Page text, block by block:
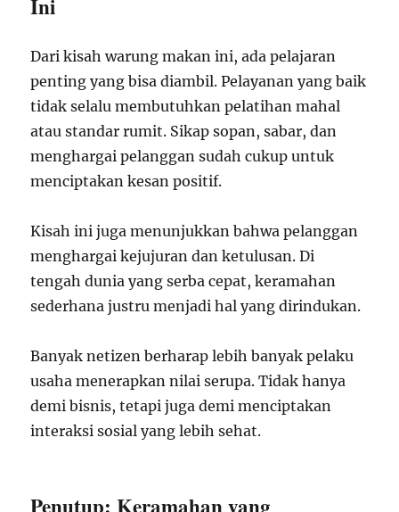
Ini
Dari kisah warung makan ini, ada pelajaran
penting yang bisa diambil. Pelayanan yang baik
tidak selalu membutuhkan pelatihan mahal
atau standar rumit. Sikap sopan, sabar, dan
menghargai pelanggan sudah cukup untuk
menciptakan kesan positif.
Kisah ini juga menunjukkan bahwa pelanggan
menghargai kejujuran dan ketulusan. Di
tengah dunia yang serba cepat, keramahan
sederhana justru menjadi hal yang dirindukan.
Banyak netizen berharap lebih banyak pelaku
usaha menerapkan nilai serupa. Tidak hanya
demi bisnis, tetapi juga demi menciptakan
interaksi sosial yang lebih sehat.
Penutup: Keramahan yang